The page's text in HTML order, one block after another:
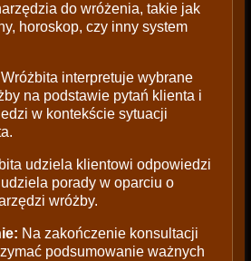
do wróżenia, takie jak
horoskop, czy inny system
Wróżbita interpretuje wybrane
na podstawie pytań klienta i
w kontekście sytuacji
udziela klientowi odpowiedzi
porady w oparciu o
wróżby.
Na zakończenie konsultacji
podsumowanie ważnych